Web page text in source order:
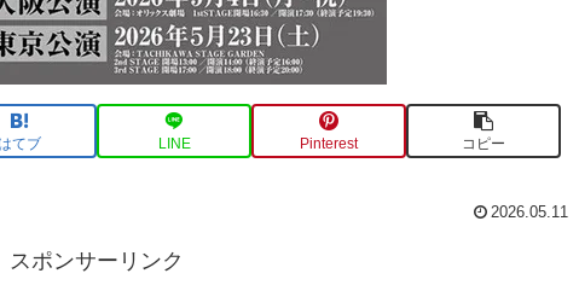
てブ LINE Pinterest コピー
2026.05.11
スポンサーリンク